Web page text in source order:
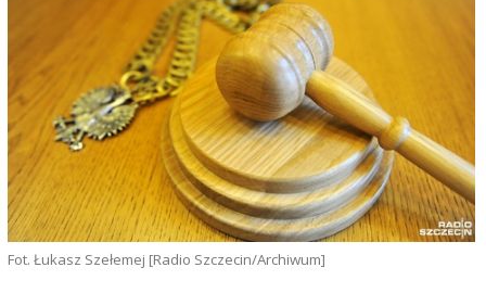
Fot. Łukasz Szełemej [Radio Szczecin/Archiwum]